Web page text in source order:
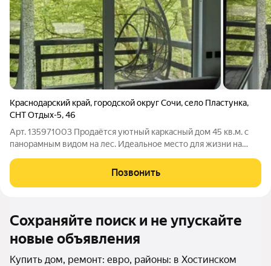
Краснодарский край, городской округ Сочи,село Пластунка,
СНТ Отдых-5,46
Арт. 135971003 Продаётся уютный каркасный дом 45 кв.м. с
панорамным видом на лес. Идеальное место для жизни на
Уединение и тишина: Дом находится на отдельном участке в
окружении леса. Никаких
Позвонить
Сохраняйте поиск и не упускайте
новые объявления
Купить дом, ремонт: евро, районы: в Хостинском